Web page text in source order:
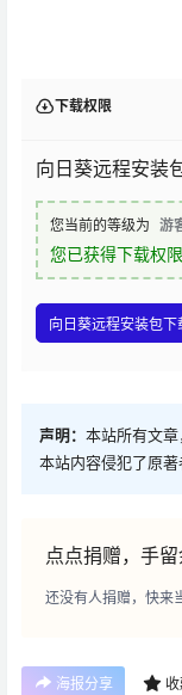
下载权限
向日葵远程安装
您当前的等级为 游
您已获得下载权限
向日葵远程安装包下
声明： 本站所有文
本站内容侵犯了原著
点点捐赠，手
还没有人捐赠，快来
海报分享